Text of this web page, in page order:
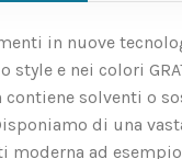
in nuove
e nei colori
solventi o
di una
ad